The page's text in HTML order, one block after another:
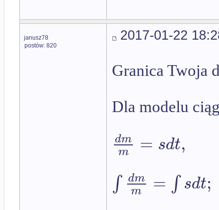
janusz78
postów: 820
2017-01-22
Granica Twoja
Dla modelu
dm
m = sdt,
∫ dm
m = ∫ sdt;